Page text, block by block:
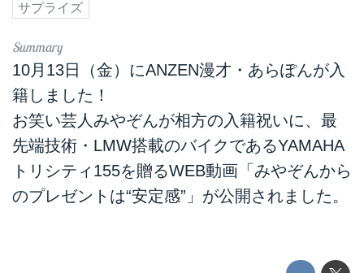
サプライズ
10月13日（金）にANZEN漫才・あらぽんが入
籍しました！
お笑い芸人みやぞんが相方の入籍祝いに、最
先端技術・LMW搭載のバイクであるYAMAHA
トリシティ155を贈るWEB動画「みやぞんから
のプレゼントは“安定感”」が公開されました。